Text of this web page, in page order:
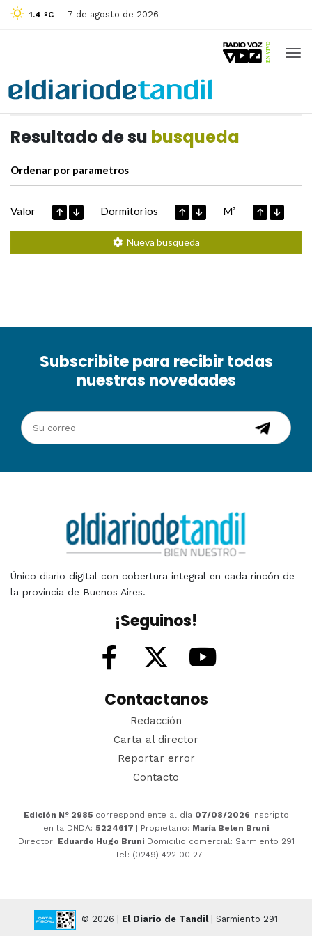
1.4 ºC 7 de agosto de 2026
Resultado de su busqueda
Ordenar por parametros
Valor Dormitorios M²
Nueva busqueda
Subscribite para recibir todas
nuestras novedades
Único diario digital con cobertura integral en cada rincón de
la provincia de Buenos Aires.
¡Seguinos!
Contactanos
Redacción
Carta al director
Reportar error
Contacto
Edición Nº 2985 correspondiente al día 07/08/2026 Inscripto
en la DNDA: 5224617 | Propietario: María Belen Bruni
Director: Eduardo Hugo Bruni Domicilio comercial: Sarmiento 291
| Tel: (0249) 422 00 27
© 2026 | El Diario de Tandil| Sarmiento 291